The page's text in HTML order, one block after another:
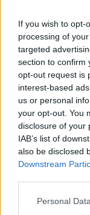
If you wish to opt-
processing of
targeted
section to confirm
opt-out request is
interest-based
us or personal
your opt-out. You
disclosure of your
IAB’s list of
also be disclosed
Downstream
Personal
ΟΙΚΟΝΟΜΙΑ
Με τον Υφυπουργό